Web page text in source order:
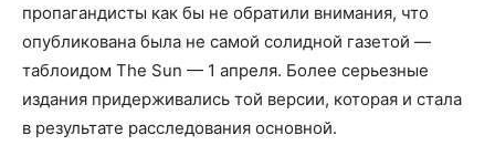
пропагандисты как бы не обратили внимания, что
опубликована была не самой солидной газетой —
таблоидом The Sun — 1 апреля. Более серьезные
издания придерживались той версии, которая и стала
в результате расследования основной.